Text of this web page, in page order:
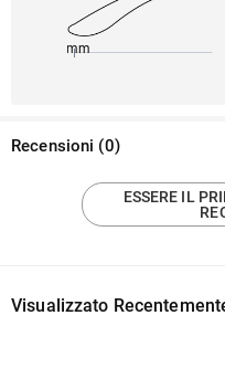
145mm
Recensioni (0)
ESSERE IL
Visualizzato